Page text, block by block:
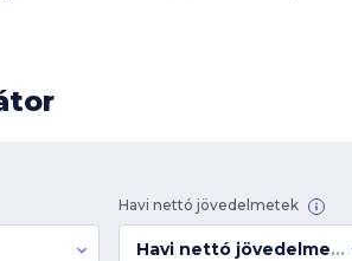
Havi nettó jövedelmetek
Havi nettó jövedelmetek